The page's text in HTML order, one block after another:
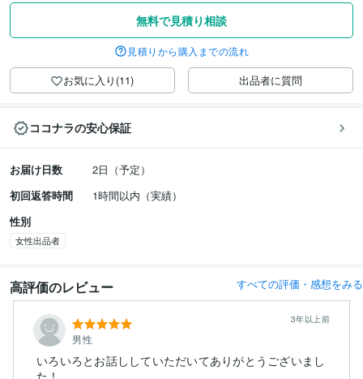
無料で見積り相談
見積りから購入までの流れ
お気に入り(11) 出品者に質問
ココナラの安心保証
お届け日数
2日（予定）
初回返答時間
1時間以内（実績）
性別
女性出品者
高評価のレビュー すべての評価・感想をみる
男性
3年以上前
いろいろとお話ししていただいてありがとうございまし
た！